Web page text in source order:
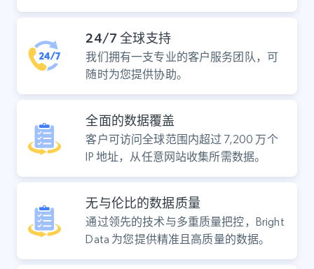
24/7 全球支持
我们拥有一支专业的客户服务团队，可
随时为您提供协助。
全面的数据覆盖
客户可访问全球范围内超过 7,200 万个
IP 地址，从任意网站收集所需数据。
无与伦比的数据质量
通过领先的技术与多重质量把控，Bright
Data 为您提供精准且高质量的数据。